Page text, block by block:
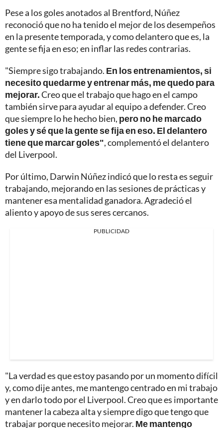
Pese a los goles anotados al Brentford, Núñez
reconoció que no ha tenido el mejor de los desempeños
en la presente temporada, y como delantero que es, la
gente se fija en eso; en inflar las redes contrarias.
"Siempre sigo trabajando. En los entrenamientos, si
necesito quedarme y entrenar más, me quedo para
mejorar.Creo que el trabajo que hago en el campo
también sirve para ayudar al equipo a defender. Creo
que siempre lo he hecho bien, pero no he marcado
goles y sé que la gente se fija en eso. El delantero
tiene que marcar goles", complementó el delantero
del Liverpool.
Por último, Darwin Núñez indicó que lo resta es seguir
trabajando, mejorando en las sesiones de prácticas y
mantener esa mentalidad ganadora. Agradeció el
aliento y apoyo de sus seres cercanos.
PUBLICIDAD
"La verdad es que estoy pasando por un momento difícil
y, como dije antes, me mantengo centrado en mi trabajo
y en darlo todo por el Liverpool. Creo que es importante
mantener la cabeza alta y siempre digo que tengo que
trabajar porque necesito mejorar. Me mantengo